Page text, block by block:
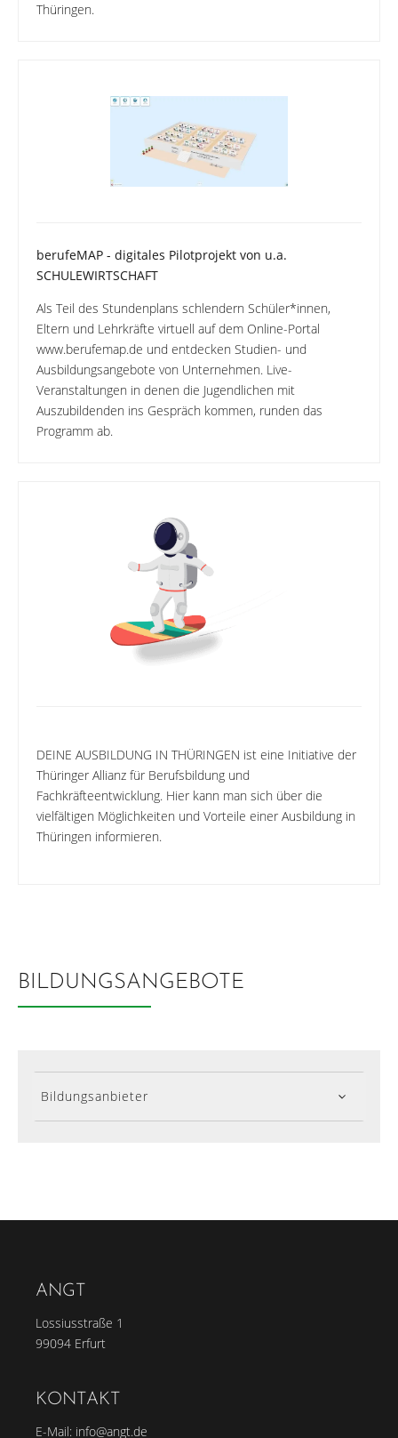
Thüringen.
berufeMAP - digitales Pilotprojekt von u.a.
SCHULEWIRTSCHAFT
Als Teil des Stundenplans schlendern Schüler*innen,
Eltern und Lehrkräfte virtuell auf dem Online-Portal
www.berufemap.de und entdecken Studien- und
Ausbildungsangebote von Unternehmen. Live-
Veranstaltungen in denen die Jugendlichen mit
Auszubildenden ins Gespräch kommen, runden das
Programm ab.
DEINE AUSBILDUNG IN THÜRINGEN ist eine Initiative der
Thüringer Allianz für Berufsbildung und
Fachkräfteentwicklung. Hier kann man sich über die
vielfältigen Möglichkeiten und Vorteile einer Ausbildung in
Thüringen informieren.
BILDUNGSANGEBOTE
Bildungsanbieter
ANGT
Lossiusstraße 1
99094 Erfurt
KONTAKT
E-Mail: info@angt.de